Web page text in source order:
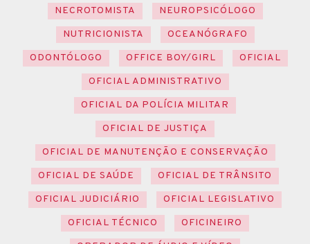
NECROTOMISTA
NEUROPSICÓLOGO
NUTRICIONISTA
OCEANÓGRAFO
ODONTÓLOGO
OFFICE BOY/GIRL
OFICIAL
OFICIAL ADMINISTRATIVO
OFICIAL DA POLÍCIA MILITAR
OFICIAL DE JUSTIÇA
OFICIAL DE MANUTENÇÃO E CONSERVAÇÃO
OFICIAL DE SAÚDE
OFICIAL DE TRÂNSITO
OFICIAL JUDICIÁRIO
OFICIAL LEGISLATIVO
OFICIAL TÉCNICO
OFICINEIRO